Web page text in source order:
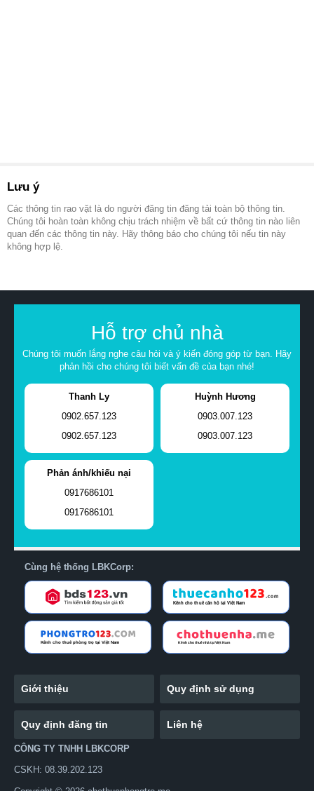
Lưu ý
Các thông tin rao vặt là do người đăng tin đăng tải toàn bộ thông tin.
Chúng tôi hoàn toàn không chịu trách nhiệm về bất cứ thông tin nào liên
quan đến các thông tin này. Hãy thông báo cho chúng tôi nếu tin này
không hợp lệ.
Hỗ trợ chủ nhà
Chúng tôi muốn lắng nghe câu hỏi và ý kiến đóng góp từ bạn. Hãy
phản hồi cho chúng tôi biết vấn đề của bạn nhé!
Thanh Ly
0902.657.123
0902.657.123
Huỳnh Hương
0903.007.123
0903.007.123
Phản ánh/khiếu nại
0917686101
0917686101
Cùng hệ thống LBKCorp:
Giới thiệu Quy định sử dụng
Quy định đăng tin Liên hệ
CÔNG TY TNHH LBKCORP
CSKH: 08.39.202.123